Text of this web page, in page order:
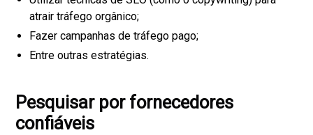
atrair tráfego orgânico;
Fazer campanhas de tráfego pago;
Entre outras estratégias.
Pesquisar por fornecedores
confiáveis